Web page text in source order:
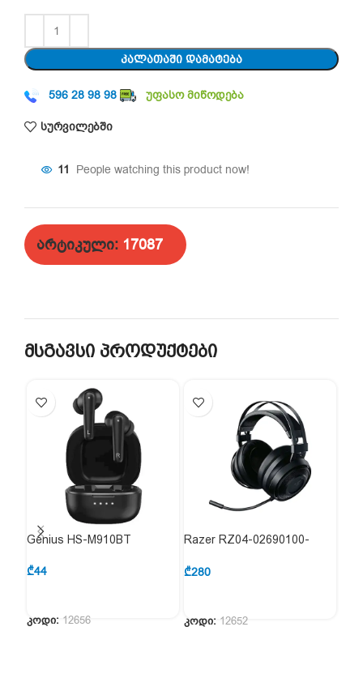
ᲙᲐᲚᲐᲗᲐᲨᲘ ᲓᲐᲛᲐᲢᲔᲑᲐ
596 28 98 98 უფასო მიწოდება
სურვილებში
11 People watching this product now!
არტიკული: 17087
მსგავსი პროდუქტები
Genius HS-M910BT
₾44
კოდი: 12656
Razer RZ04-02690100-
₾280
კოდი: 12652